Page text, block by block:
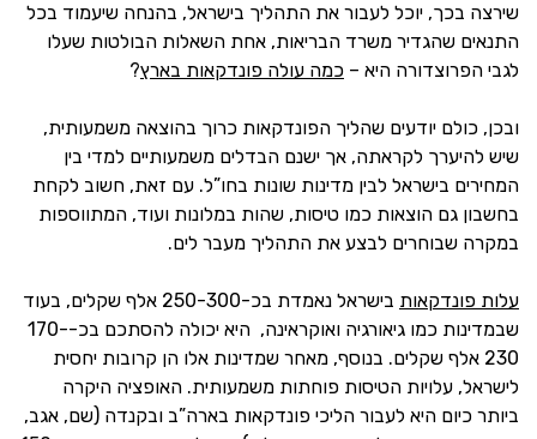
שירצה בכך, יוכל לעבור את התהליך בישראל, בהנחה שיעמוד בכל
התנאים שהגדיר משרד הבריאות, אחת השאלות הבולטות שעלו
לגבי הפרוצדורה היא – כמה עולה פונדקאות בארץ?
ובכן, כולם יודעים שהליך הפונדקאות כרוך בהוצאה משמעותית,
שיש להיערך לקראתה, אך ישנם הבדלים משמעותיים למדי בין
המחירים בישראל לבין מדינות שונות בחו”ל. עם זאת, חשוב לקחת
בחשבון גם הוצאות כמו טיסות, שהות במלונות ועוד, המתווספות
במקרה שבוחרים לבצע את התהליך מעבר לים.
עלות פונדקאות
בישראל נאמדת בכ-250-300 אלף שקלים, בעוד
שבמדינות כמו גיאורגיה ואוקראינה, היא יכולה להסתכם בכ-170-
230 אלף שקלים. בנוסף, מאחר שמדינות אלו הן קרובות יחסית
לישראל, עלויות הטיסות פוחתות משמעותית. האופציה היקרה
ביותר כיום היא לעבור הליכי פונדקאות בארה”ב ובקנדה (שם, אגב,